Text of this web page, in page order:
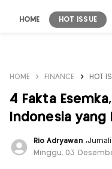
HOME HOT ISSUE
HOME FINANCE HOT
4 Fakta
Indonesia
Rio Adryawan ,
Minggu, 03